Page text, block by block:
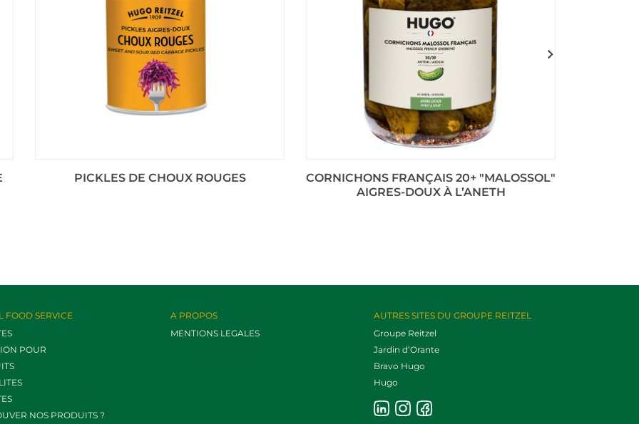
PICKLES DE CHOUX ROUGES
CORNICHONS FRANÇAIS 20+ "MALOSSOL"
AIGRES-DOUX À L’ANETH
FOOD SERVICE
POUR
NOS PRODUITS ?
A PROPOS
MENTIONS LEGALES
AUTRES SITES DU GROUPE REITZEL
Groupe Reitzel
Jardin d’Orante
Bravo Hugo
Hugo